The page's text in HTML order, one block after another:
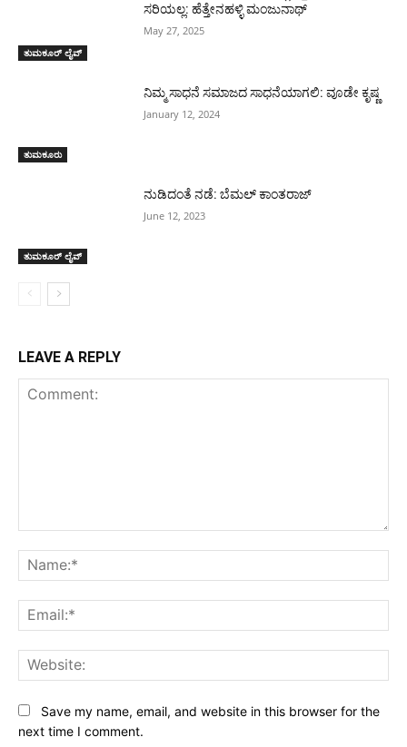
ತುಮಕೂರ್ ಲೈವ್
ಸರಿಯಲ್ಲ: ಹೆತ್ತೇನಹಳ್ಳಿ ಮಂಜುನಾಥ್
May 27, 2025
ತುಮಕೂರು
ನಿಮ್ಮ ಸಾಧನೆ ಸಮಾಜದ ಸಾಧನೆಯಾಗಲಿ: ವೂಡೇ ಕೃಷ್ಣ
January 12, 2024
ತುಮಕೂರ್ ಲೈವ್
ನುಡಿದಂತೆ ನಡೆ: ಬೆಮಲ್ ಕಾಂತರಾಜ್
June 12, 2023
LEAVE A REPLY
Save my name, email, and website in this browser for the
next time I comment.